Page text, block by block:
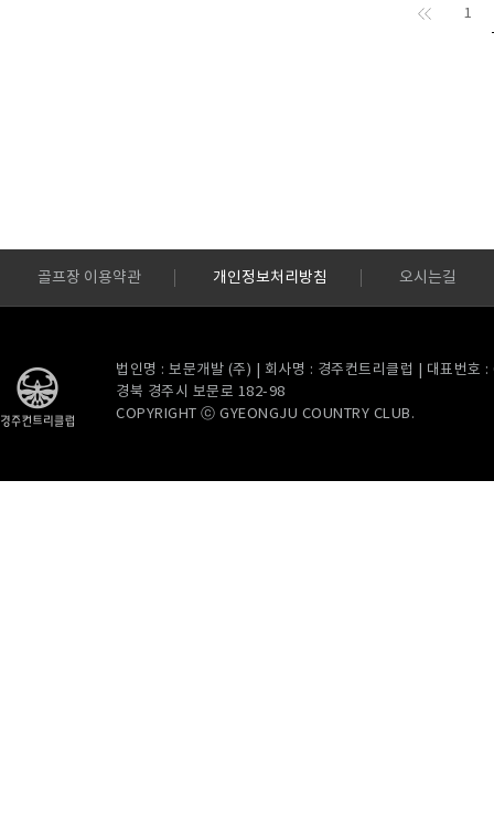
1
골프장 이용약관 개인정보처리방침 오시는길
법인명 : 보문개발 (주) | 회사명 : 경주컨트리클럽 | 대표번
경북 경주시 보문로 182-98
COPYRIGHT ⓒ GYEONGJU COUNTRY CLUB.